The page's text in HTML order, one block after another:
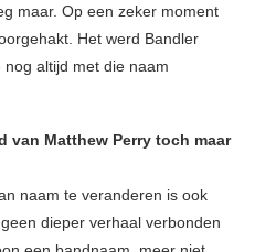
maar. Op een zeker moment
Het werd Bandler
altijd met die naam
van Matthew Perry toch maar
naam te veranderen is ook
dieper verhaal verbonden